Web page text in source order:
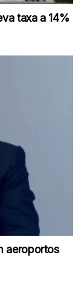
taxa a 14%
aeroportos